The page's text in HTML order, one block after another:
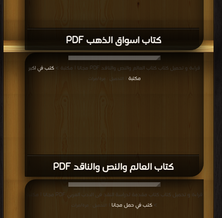
كتاب اسواق الذهب PDF
كتاب العالم والنص والناقد PDF
قراءة و تحميل كتاب كتاب العالم والنص والناقد PDF مجانا | مكتبة >
كتب في اكبر
مكتبة
| التحميل : مرة/مرات
قراءة و تحميل كتاب كتاب مقدمة لدراسة النقد فى الادب العربي PDF مجانا | مكتبة
> كتب في حمل مجانا | التحميل : مرة/مرات